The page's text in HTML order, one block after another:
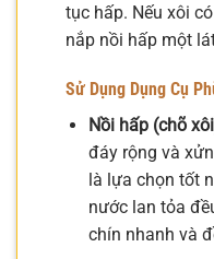
tục hấp. Nếu xôi
nắp nồi hấp một
Sử Dụng Dụng Cụ
Nồi hấp (chõ
đáy rộng và
là lựa chọn tốt
nước lan tỏa
chín nhanh và